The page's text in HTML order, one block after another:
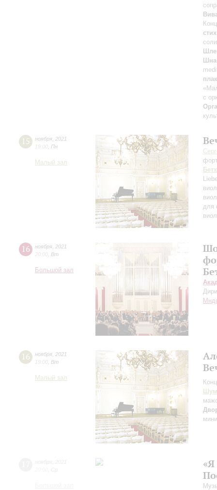
с
15 ноября 2021
19:00 Пн
Малый зал
для
16 ноября 2021
20:00 Вт
Большой зал
16 ноября 2021
19:00 Вт
Малый зал
«Я